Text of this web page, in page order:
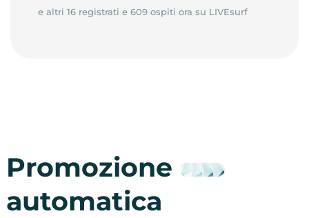
e altri 16 registrati e 609 ospiti ora su LIVEsurf
Promozione
automatica